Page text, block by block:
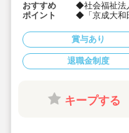
おすすめ
ポイント
◆社会福祉法
◆「京成大和
◆転居の補助
身者を対象に
出身者の方も
◆園児の明る
給食を提供
います。
◆車通勤可
◆引越し費用
賞与あり
退職金制度
キープする